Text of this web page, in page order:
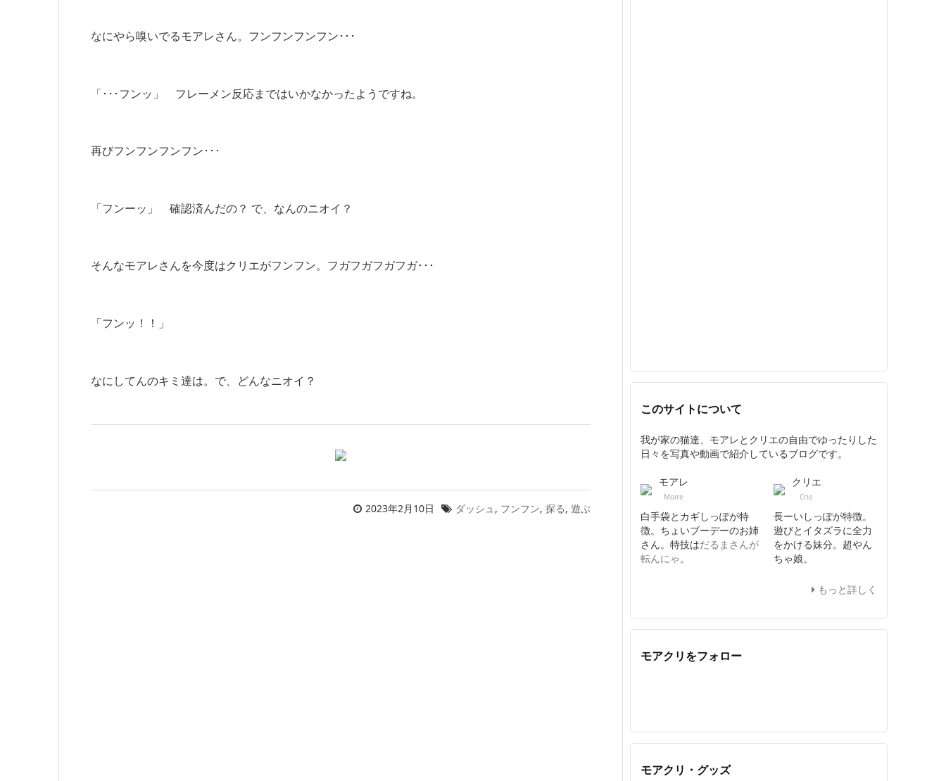
なにやら嗅いでるモアレさん。フンフンフンフン･･･
「･･･フンッ」 フレーメン反応まではいかなかったようですね。
再びフンフンフンフン･･･
「フンーッ」 確認済んだの？ で、なんのニオイ？
そんなモアレさんを今度はクリエがフンフン。フガフガフガフガ･･･
「フンッ！！」
なにしてんのキミ達は。で、どんなニオイ？
2023年2月10日 ダッシュ , フンフン, 探る, 遊ぶ
このサイトについて
我が家の猫達、モアレとクリエの自由でゆったりした
日々を写真や動画で紹介しているブログです。
モアレ
Moire
白手袋とカギしっぽが特
徴。ちょいブーデーのお姉
さん。特技はだるまさんが
転んにゃ。
クリエ
Crie
長ーいしっぽが特徴。
遊びとイタズラに全力
をかける妹分。超やん
ちゃ娘。
もっと詳しく
モアクリをフォロー
モアクリ・グッズ